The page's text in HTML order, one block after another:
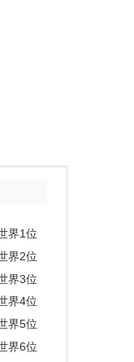
界1位
界2位
界3位
界4位
界5位
界6位